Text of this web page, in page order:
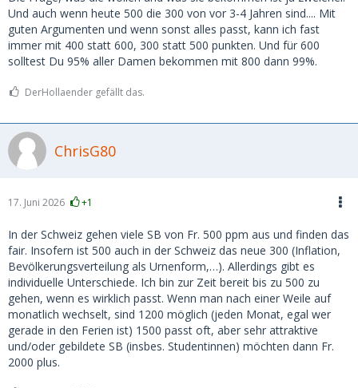
Und auch wenn heute 500 die 300 von vor 3-4 Jahren sind.... Mit
guten Argumenten und wenn sonst alles passt, kann ich fast
immer mit 400 statt 600, 300 statt 500 punkten. Und für 600
solltest Du 95% aller Damen bekommen mit 800 dann 99%.
DerHollaender gefällt das.
ChrisG80
17. Juni 2026 +1
In der Schweiz gehen viele SB von Fr. 500 ppm aus und finden das
fair. Insofern ist 500 auch in der Schweiz das neue 300 (Inflation,
Bevölkerungsverteilung als Urnenform,…). Allerdings gibt es
individuelle Unterschiede. Ich bin zur Zeit bereit bis zu 500 zu
gehen, wenn es wirklich passt. Wenn man nach einer Weile auf
monatlich wechselt, sind 1200 möglich (jeden Monat, egal wer
gerade in den Ferien ist) 1500 passt oft, aber sehr attraktive
und/oder gebildete SB (insbes. Studentinnen) möchten dann Fr.
2000 plus.